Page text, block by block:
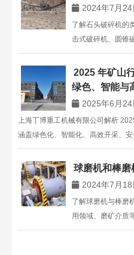
2024年7月24
了解石头破碎机的
击式破碎机、圆锥
重工提供高品质的
2025 年矿山
绿色、智能与
2025年6月24
上海丁博重工机械有限公司解析
涵盖绿色化、智能化、高效开采、
技术案例与政策分析，为矿山企业
球磨机和棒磨
2024年7月18
了解球磨机与棒磨
用领域、磨矿介质
提供专业的矿山设